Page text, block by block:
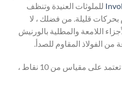
للملوثات العنيدة وتنظف
بحركات قليلة. من فضلك ، لا
اللامعة والمطلية بالورنيش
الفولاذ المقاوم للصدأ.
ركز على ثلاث خصائص رئيسية تعتمد على مقياس من 10 نقاط ،